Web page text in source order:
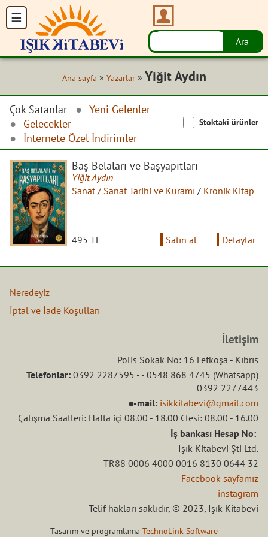
Ana sayfa » Yazarlar» Yiğit Aydın
Çok Satanlar
Yeni Gelenler
Gelecekler
İnternete Özel İndirimler
Stoktaki ürünler
Baş Belaları ve Başyapıtları
Yiğit Aydın
Sanat / Sanat Tarihi ve Kuramı / Kronik Kitap
495 TL Satın al Detaylar
Neredeyiz
İptal ve İade Koşulları
İletişim
Polis Sokak No: 16 Lefkoşa - Kıbrıs
Telefonlar: 0392 2287595 - - 0548 868 4745 (Whatsapp)
0392 2277443
e-mail: isikkitabevi@gmail.com
Çalışma Saatleri: Hafta içi 08.00 - 18.00 Ctesi: 08.00 - 16.00
İş bankası Hesap No:
Işık Kitabevi Şti Ltd.
TR88 0006 4000 0016 8130 0644 32
Facebook sayfamız
instagram
Telif hakları saklıdır, © 2023, Işık Kitabevi
Tasarım ve programlama TechnoLink Software